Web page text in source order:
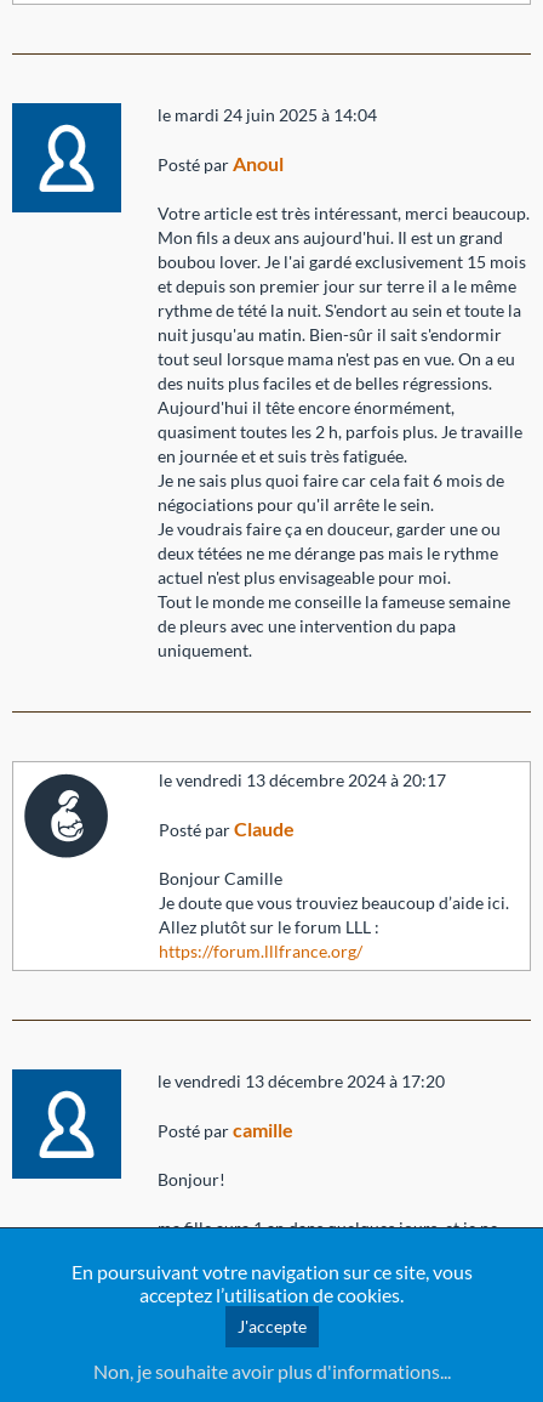
En poursuivant votre navigation sur ce site, vous
acceptez l’utilisation de cookies.
J'accepte
Non, je souhaite avoir plus d'informations...
le mardi 24 juin 2025 à 14:04
Posté parAnoul
Votre article est très intéressant, merci beaucoup.
Mon fils a deux ans aujourd'hui. Il est un grand
boubou lover. Je l'ai gardé exclusivement 15 mois
et depuis son premier jour sur terre il a le même
rythme de tété la nuit. S'endort au sein et toute la
nuit jusqu'au matin. Bien-sûr il sait s'endormir
tout seul lorsque mama n'est pas en vue. On a eu
des nuits plus faciles et de belles régressions.
Aujourd'hui il tête encore énormément,
quasiment toutes les 2 h, parfois plus. Je travaille
en journée et et suis très fatiguée.
Je ne sais plus quoi faire car cela fait 6 mois de
négociations pour qu'il arrête le sein.
Je voudrais faire ça en douceur, garder une ou
deux tétées ne me dérange pas mais le rythme
actuel n'est plus envisageable pour moi.
Tout le monde me conseille la fameuse semaine
de pleurs avec une intervention du papa
uniquement.
le vendredi 13 décembre 2024 à 20:17
Posté parClaude
Bonjour Camille
Je doute que vous trouviez beaucoup d’aide ici.
Allez plutôt sur le forum LLL :
https://forum.lllfrance.org/
le vendredi 13 décembre 2024 à 17:20
Posté parcamille
Bonjour!
ma fille aura 1 an dans quelques jours, et je ne
mais j'aimerais ralentir beaucoup.
En effet, elle tète vraiment très souvent dans la
journée et la nuit aussi (entre une et trois fois par
heure la nuit!!). Non seulement ça m'épuise, mais
du coup on n'arrive pas à la faire manger du